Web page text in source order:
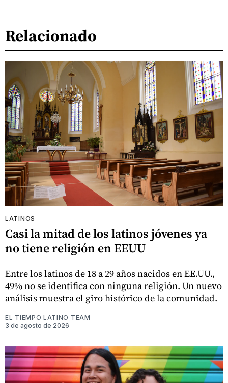
Relacionado
LATINOS
Casi la mitad de los latinos jóvenes ya
no tiene religión en EEUU
Entre los latinos de 18 a 29 años nacidos en EE.UU.,
49% no se identifica con ninguna religión. Un nuevo
análisis muestra el giro histórico de la comunidad.
EL TIEMPO LATINO TEAM
3 de agosto de 2026